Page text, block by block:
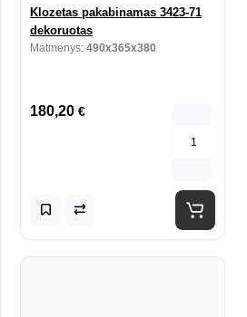
Klozetas pakabinamas 3423-71
dekoruotas
Matmenys: 490x365x380
180,20 €